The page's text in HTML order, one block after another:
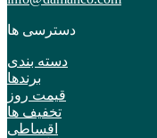
دسترسی ها
دسته بندی
برندها
قیمت روز
تخفیف ها
اقساطی